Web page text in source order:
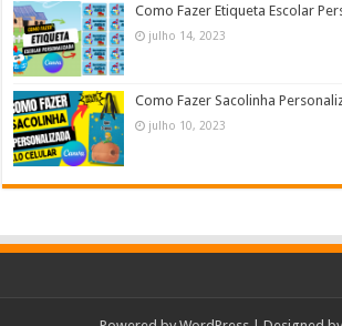
Como Fazer Etiqueta Escolar
julho 14, 2023
Como Fazer Sacolinha
julho 10, 2023